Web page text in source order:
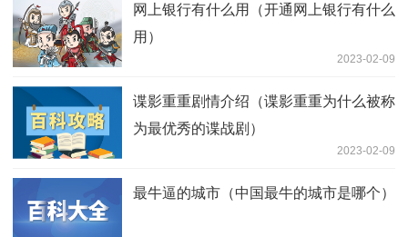
网上银行有什么用（开通网上银行有什么
用）
2023-02-09
谍影重重剧情介绍（谍影重重为什么被称
为最优秀的谍战剧）
2023-02-09
最牛逼的城市（中国最牛的城市是哪个）